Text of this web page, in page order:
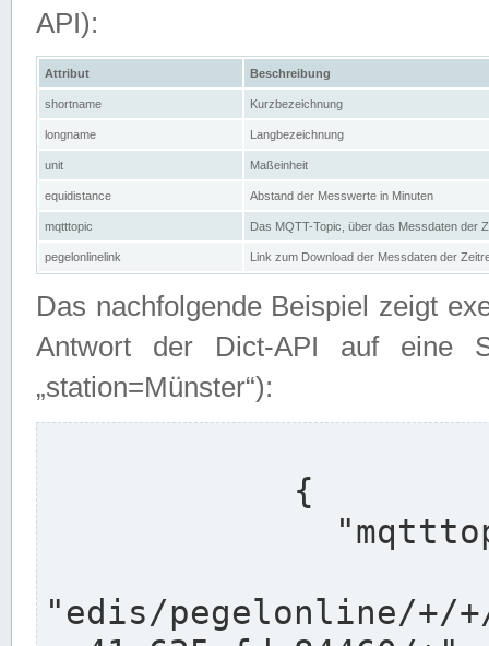
API):
Attribut Beschreibung
shortname Kurzbezeichnung
longname Langbezeichnung
unit Maßeinheit
equidistance Abstand der Messwerte in Minuten
mqtttopic Das MQTT-Topic, über das Messdaten der
pegelonlinelink Link zum Download der Messdaten der
Das nachfolgende Beispiel zeigt
Antwort der Dict-API auf eine
„station=Münster“):
"edis/pegelonline/+/